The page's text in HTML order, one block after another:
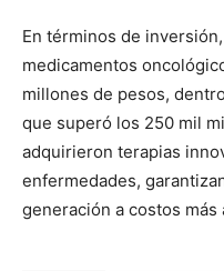
En términos de
medicamentos
millones de pesos,
que superó los 250 mil
adquirieron terapias
enfermedades,
generación a costos más